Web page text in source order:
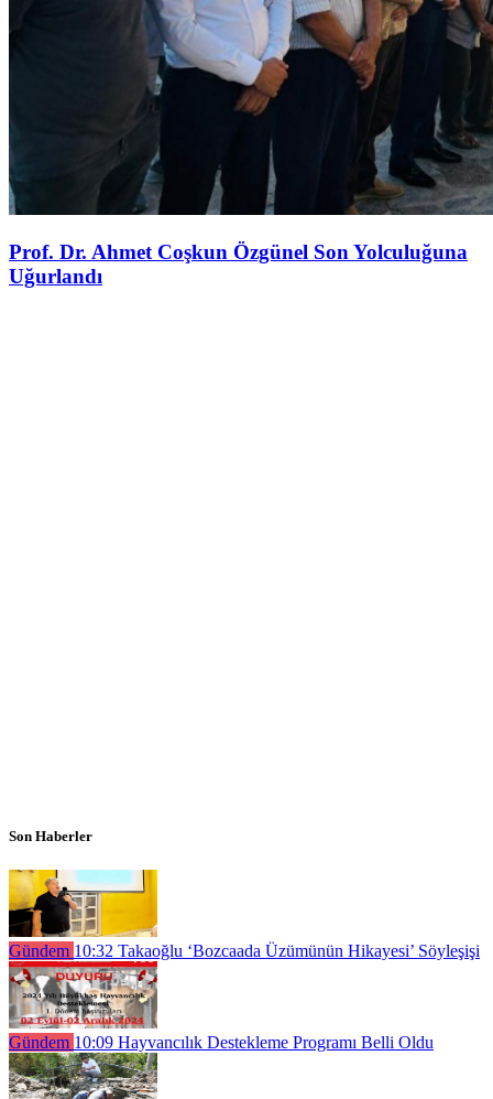
Prof. Dr. Ahmet Coşkun Özgünel Son Yolculuğuna
Uğurlandı
Son Haberler
Gündem 10:32 Takaoğlu ‘Bozcaada Üzümünün Hikayesi’ Söyleşişi
Gündem 10:09 Hayvancılık Destekleme Programı Belli Oldu